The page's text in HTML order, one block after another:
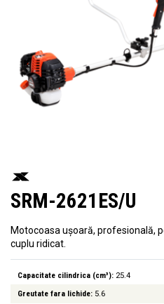
SRM-2621ES/U
Motocoasa ușoară, profesională,
cuplu ridicat.
Capacitate cilindrica (cm³): 25.4
Greutate fara lichide: 5.6